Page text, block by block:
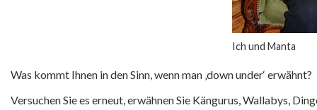
Ich und Manta
Was kommt Ihnen in den Sinn, wenn man ‚down under‘ erwähnt?
Versuchen Sie es erneut, erwähnen Sie Kängurus, Wallabys,